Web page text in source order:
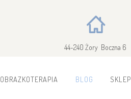
44-240 Żory Boczna 6
OBRAZKOTERAPIA BLOG SKLEP